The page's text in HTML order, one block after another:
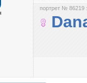
портрет № 86219